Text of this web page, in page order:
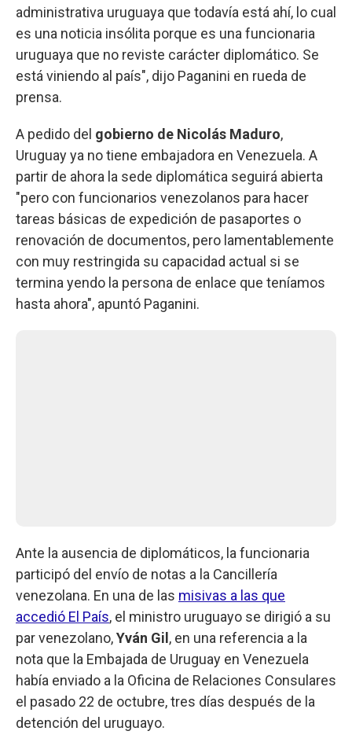
administrativa uruguaya que todavía está ahí, lo cual
es una noticia insólita porque es una funcionaria
uruguaya que no reviste carácter diplomático. Se
está viniendo al país", dijo Paganini en rueda de
prensa.
A pedido del gobierno de Nicolás Maduro,
Uruguay ya no tiene embajadora en Venezuela. A
partir de ahora la sede diplomática seguirá abierta
"pero con funcionarios venezolanos para hacer
tareas básicas de expedición de pasaportes o
renovación de documentos, pero lamentablemente
con muy restringida su capacidad actual si se
termina yendo la persona de enlace que teníamos
hasta ahora", apuntó Paganini.
Ante la ausencia de diplomáticos, la funcionaria
participó del envío de notas a la Cancillería
venezolana. En una de las misivas a las que
accedió El País, el ministro uruguayo se dirigió a su
par venezolano,Yván Gil , en una referencia a la
nota que la Embajada de Uruguay en Venezuela
había enviado a la Oficina de Relaciones Consulares
el pasado 22 de octubre, tres días después de la
detención del uruguayo.